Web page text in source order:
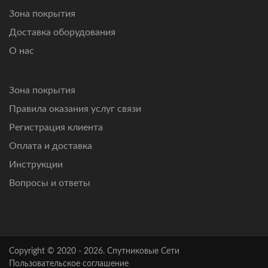
Зона покрытия
Доставка оборудования
О нас
Зона покрытия
Правила оказания услуг связи
Регистрация клиента
Оплата и доставка
Инструкции
Вопросы и ответы
Copyright © 2020 - 2026. Спутниковые Сети
Пользовательское соглашение